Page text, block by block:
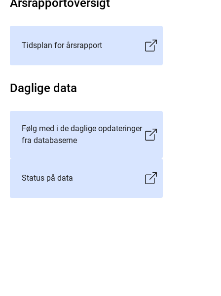
Årsrapportoversigt
Tidsplan for årsrapport
Daglige data
Følg med i de daglige opdateringer
fra databaserne
Status på data